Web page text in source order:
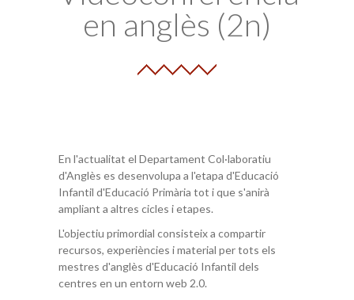
en anglès (2n)
En l'actualitat el Departament Col·laboratiu
d'Anglès es desenvolupa a l'etapa d'Educació
Infantil d'Educació Primària tot i que s'anirà
ampliant a altres cicles i etapes.
L'objectiu primordial consisteix a compartir
recursos, experiències i material per tots els
mestres d'anglès d'Educació Infantil dels
centres en un entorn web 2.0.